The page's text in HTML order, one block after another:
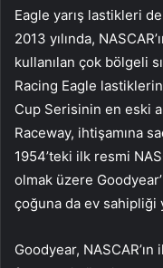
Eagle yarış lastikleri
2013 yılında,
kullanılan çok bölgeli
Racing Eagle
Cup Serisinin en eski
Raceway, ihtişamına
1954’teki ilk resmi
olmak üzere
çoğuna da ev sahipliği
Goodyear,